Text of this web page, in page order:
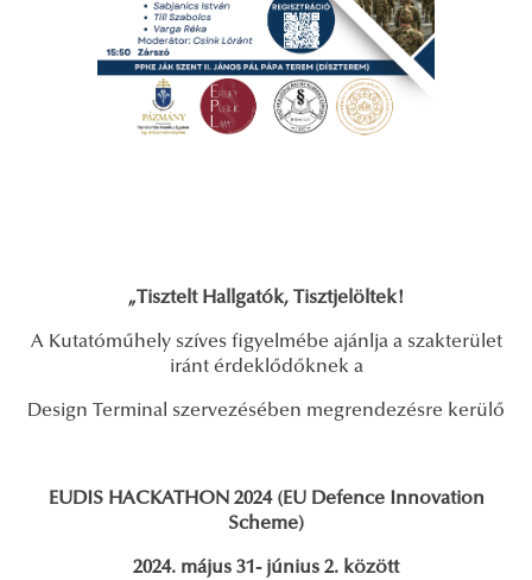
„Tisztelt Hallgatók, Tisztjelöltek!
A Kutatóműhely szíves figyelmébe ajánlja a szakterület
iránt érdeklődőknek a
Design Terminal szervezésében megrendezésre kerülő
EUDIS HACKATHON 2024 (EU Defence Innovation
Scheme)
2024. május 31- június 2. között